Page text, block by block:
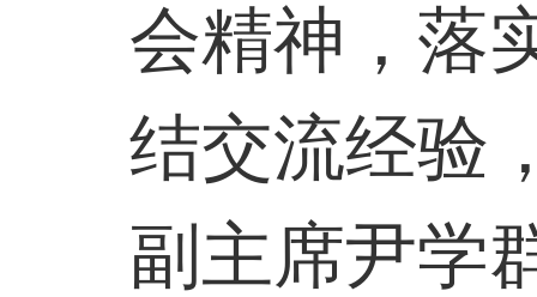
会精神，落
结交流经验
副主席尹学